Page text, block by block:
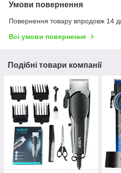
Умови повернення
Повернення товару впродовж 14
Всі умови повернення
Подібні товари компанії